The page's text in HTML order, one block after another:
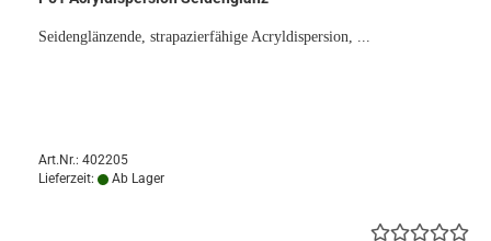
Seidenglänzende, strapazierfähige Acryldispersion, ...
Art.Nr.: 402205
Lieferzeit:
Ab Lager